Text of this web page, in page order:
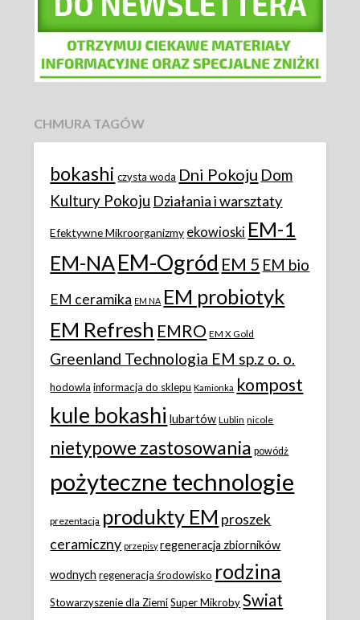
CHMURA TAGÓW
bokashi czysta woda Dni Pokoju Dom
Kultury Pokoju Działania i warsztaty
Efektywne Mikroorganizmy ekowioski EM-1
EM-NAEM-Ogród EM 5 EM bio
EM ceramika EM NA EM probiotyk
EM Refresh EMRO EM X Gold
Greenland Technologia EM sp.z o. o.
hodowla informacja do sklepu Kamionka kompost
kule bokashi lubartów Lublin nicole
nietypowe zastosowania powódż
pożyteczne technologie
prezentacja produkty EM proszek
ceramiczny przepisy regeneracja zbiorników
wodnych regeneracja środowisko rodzina
Stowarzyszenie dla Ziemi Super Mikroby Swiat